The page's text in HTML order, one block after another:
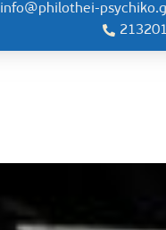
info@philothei-